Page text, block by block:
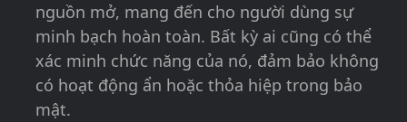
nguồn mở, mang đến cho người dùng sự
minh bạch hoàn toàn. Bất kỳ ai cũng có thể
xác minh chức năng của nó, đảm bảo không
có hoạt động ẩn hoặc thỏa hiệp trong bảo
mật.